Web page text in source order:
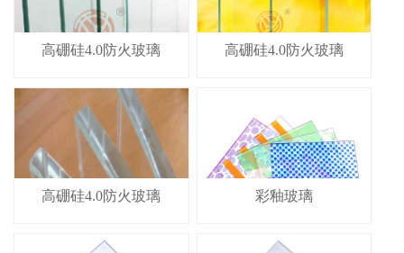
高硼硅4.0防火玻璃 高硼硅4.0防火玻璃
高硼硅4.0防火玻璃 彩釉玻璃